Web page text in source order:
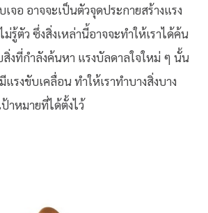
เจอ อาจจะเป็นตัวจุดประกายสร้างแรง
ม่รู้ตัว ซึ่งสิ่งเหล่านี้อาจจะทำให้เราได้ค้น
งที่กำลังค้นหา แรงบัลดาลใจใหม่ ๆ นั้น
แรงขับเคลื่อน ทำให้เราทำบางสิ่งบาง
ป้าหมายที่ได้ตั้งไว้